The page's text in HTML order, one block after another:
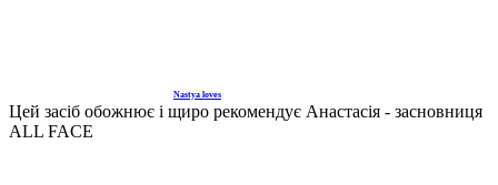
Nastya loves
Цей засіб обожнює і щиро рекомендує Анастасія - засновниця
ALL FACE